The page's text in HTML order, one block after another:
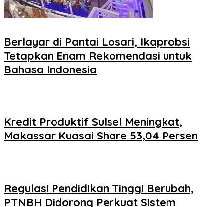
Berlayar di Pantai Losari, Ikaprobsi
Tetapkan Enam Rekomendasi untuk
Bahasa Indonesia
Kredit Produktif Sulsel Meningkat,
Makassar Kuasai Share 53,04 Persen
Regulasi Pendidikan Tinggi Berubah,
PTNBH Didorong Perkuat Sistem